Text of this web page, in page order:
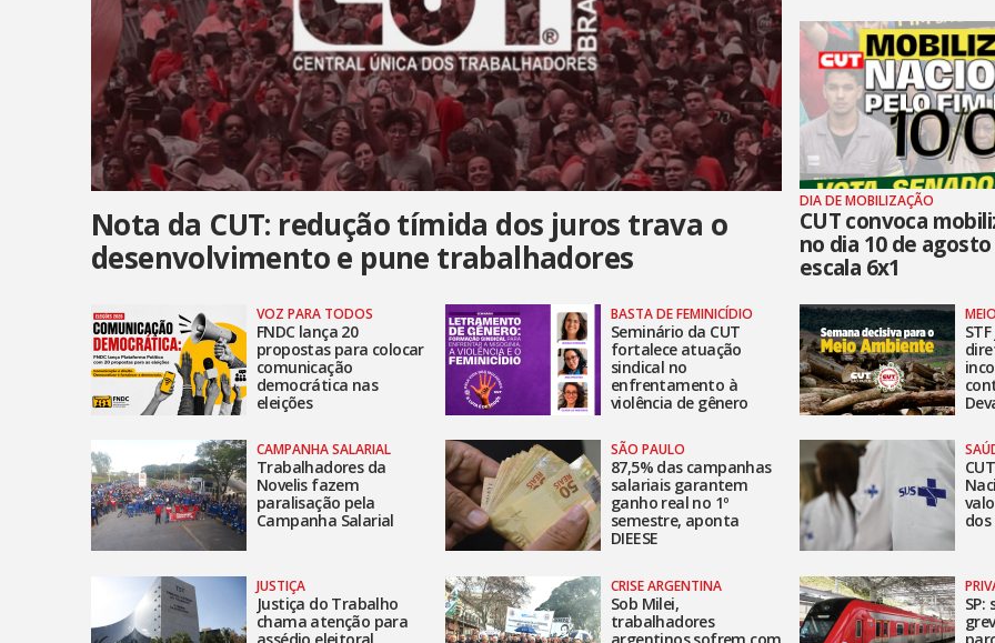
Nota da CUT: redução tímida dos juros trava o
desenvolvimento e pune trabalhadores
DIA DE MOBILIZAÇÃO
CUT convoca
no dia 10 de
escala 6x1
VOZ PARA TODOS
FNDC lança 20
propostas para colocar
comunicação
democrática nas
eleições
BASTA DE FEMINICÍDIO
Seminário da CUT
fortalece atuação
sindical no
enfrentamento à
violência de gênero
CAMPANHA SALARIAL
Trabalhadores da
Novelis fazem
paralisação pela
Campanha Salarial
SÃO PAULO
87,5% das campanhas
salariais garantem
ganho real no 1º
semestre, aponta
DIEESE
JUSTIÇA
Justiça do Trabalho
chama atenção para
CRISE ARGENTINA
Sob Milei,
trabalhadores
SP: